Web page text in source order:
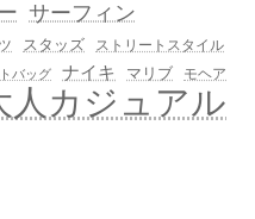
サーフィン
スタッズ ストリートスタイル
バッグ ナイキ マリブ モヘア
人カジュアル